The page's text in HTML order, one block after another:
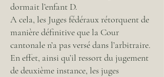
dormait l’enfant D.
A cela, les Juges fédéraux rétorquent de
manière définitive que la Cour
cantonale n’a pas versé dans l’arbitraire.
En effet, ainsi qu’il ressort du jugement
de deuxième instance, les juges